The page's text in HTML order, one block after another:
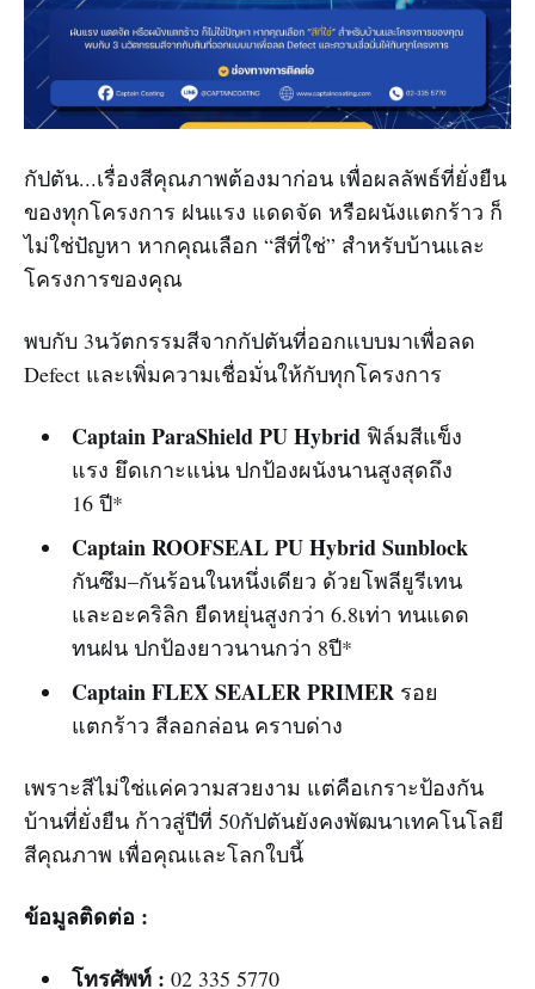
กัปตัน...เรื่องสีคุณภาพต้องมาก่อน เพื่อผลลัพธ์ที่ยั่งยืน
ของทุกโครงการ ฝนแรง แดดจัด หรือผนังแตกร้าว ก็
ไม่ใช่ปัญหา หากคุณเลือก “สีที่ใช่” สำหรับบ้านและ
โครงการของคุณ
พบกับ 3นวัตกรรมสีจากกัปตันที่ออกแบบมาเพื่อลด
Defect และเพิ่มความเชื่อมั่นให้กับทุกโครงการ
Captain ParaShield PU Hybrid ฟิล์มสีแข็ง
แรง ยึดเกาะแน่น ปกป้องผนังนานสูงสุดถึง
16 ปี*
Captain ROOFSEAL PU Hybrid Sunblock
กันซึม–กันร้อนในหนึ่งเดียว ด้วยโพลียูรีเทน
และอะคริลิก ยืดหยุ่นสูงกว่า 6.8เท่า ทนแดด
ทนฝน ปกป้องยาวนานกว่า 8ปี*
Captain FLEX SEALER PRIMER รอย
แตกร้าว สีลอกล่อน คราบด่าง
เพราะสีไม่ใช่แค่ความสวยงาม แต่คือเกราะป้องกัน
บ้านที่ยั่งยืน ก้าวสู่ปีที่ 50กัปตันยังคงพัฒนาเทคโนโลยี
สีคุณภาพ เพื่อคุณและโลกใบนี้
ข้อมูลติดต่อ :
โทรศัพท์ : 02 335 5770